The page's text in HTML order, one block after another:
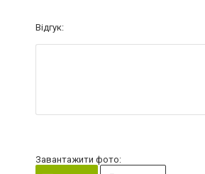
Відгук:
Завантажити фото: